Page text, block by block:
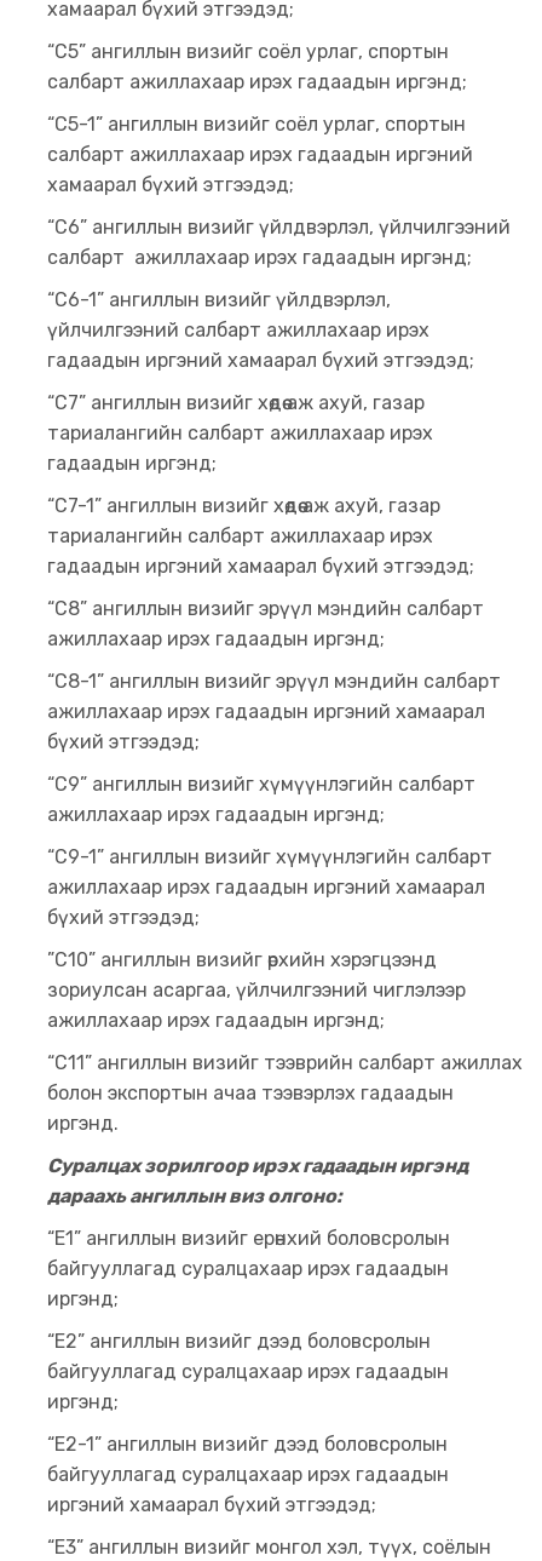
хамаарал бүхий этгээдэд;
“C5” ангиллын визийг соёл урлаг, спортын
салбарт ажиллахаар ирэх гадаадын иргэнд;
“C5-1” ангиллын визийг соёл урлаг, спортын
салбарт ажиллахаар ирэх гадаадын иргэний
хамаарал бүхий этгээдэд;
“C6” ангиллын визийг үйлдвэрлэл, үйлчилгээний
салбарт ажиллахаар ирэх гадаадын иргэнд;
“C6-1” ангиллын визийг үйлдвэрлэл,
үйлчилгээний салбарт ажиллахаар ирэх
гадаадын иргэний хамаарал бүхий этгээдэд;
“C7” ангиллын визийг хөдөө аж ахуй, газар
тариалангийн салбарт ажиллахаар ирэх
гадаадын иргэнд;
“C7-1” ангиллын визийг хөдөө аж ахуй, газар
тариалангийн салбарт ажиллахаар ирэх
гадаадын иргэний хамаарал бүхий этгээдэд;
“C8” ангиллын визийг эрүүл мэндийн салбарт
ажиллахаар ирэх гадаадын иргэнд;
“C8-1” ангиллын визийг эрүүл мэндийн салбарт
ажиллахаар ирэх гадаадын иргэний хамаарал
бүхий этгээдэд;
“С9” ангиллын визийг хүмүүнлэгийн салбарт
ажиллахаар ирэх гадаадын иргэнд;
“С9-1” ангиллын визийг хүмүүнлэгийн салбарт
ажиллахаар ирэх гадаадын иргэний хамаарал
бүхий этгээдэд;
”C10” ангиллын визийг өрхийн хэрэгцээнд
зориулсан асаргаа, үйлчилгээний чиглэлээр
ажиллахаар ирэх гадаадын иргэнд;
“C11” ангиллын визийг тээврийн салбарт ажиллах
болон экспортын ачаа тээвэрлэх гадаадын
иргэнд.
Суралцах зорилгоор ирэх гадаадын иргэнд
дараахь ангиллын виз олгоно:
“E1” ангиллын визийг ерөнхий боловсролын
байгууллагад суралцахаар ирэх гадаадын
иргэнд;
“E2” ангиллын визийг дээд боловсролын
байгууллагад суралцахаар ирэх гадаадын
иргэнд;
“E2-1” ангиллын визийг дээд боловсролын
байгууллагад суралцахаар ирэх гадаадын
иргэний хамаарал бүхий этгээдэд;
“E3” ангиллын визийг монгол хэл, түүх, соёлын